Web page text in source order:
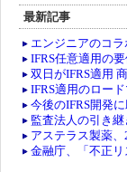
最新記事
エンジニアのコ
IFRS任意適用の
双日がIFRS適用
IFRS適用のロー
今後のIFRS開発
監査法人の引き
アステラス製薬
金融庁、「不正